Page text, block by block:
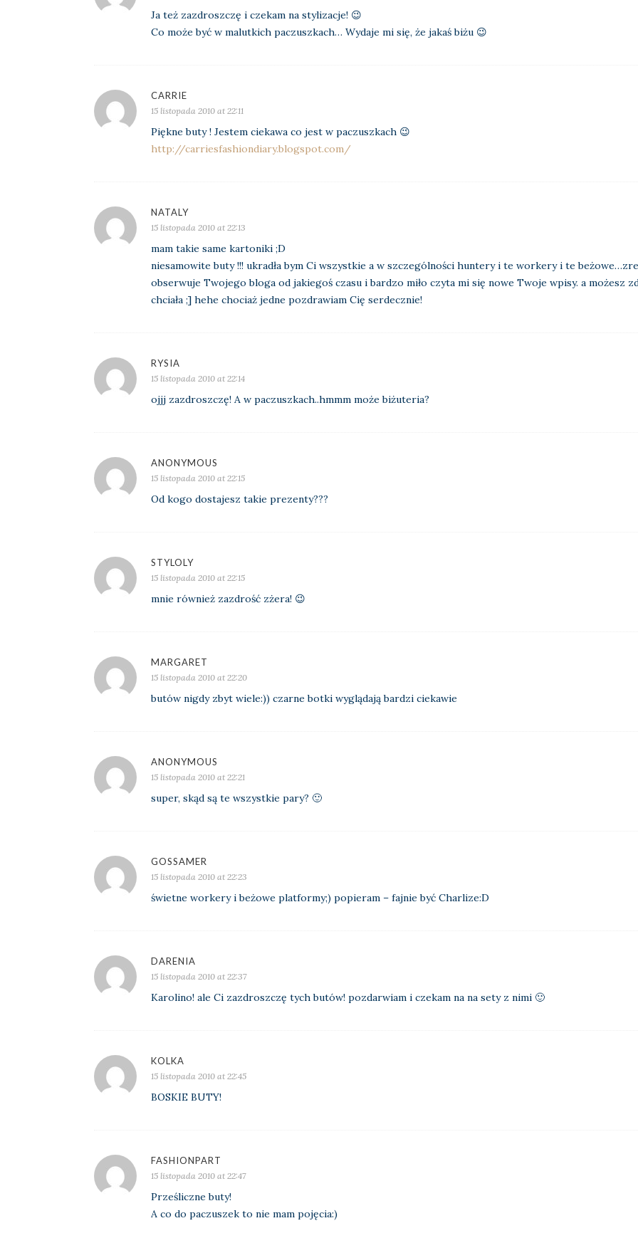
Ja też zazdroszczę i czekam na stylizacje! 😉
Co może być w malutkich paczuszkach… Wydaje mi się, że jakaś biżu 😉
CARRIE
15 listopada 2010 at 22:11
Piękne buty ! Jestem ciekawa co jest w paczuszkach 😉
http://carriesfashiondiary.blogspot.com/
NATALY
15 listopada 2010 at 22:13
mam takie same kartoniki ;D
niesamowite buty !!! ukradła bym Ci wszystkie a w szczególności huntery i te workery i te
obserwuje Twojego bloga od jakiegoś czasu i bardzo miło czyta mi się nowe Twoje wpisy. a możesz
chciała ;] hehe chociaż jedne pozdrawiam Cię serdecznie!
RYSIA
15 listopada 2010 at 22:14
ojjj zazdroszczę! A w paczuszkach..hmmm może biżuteria?
ANONYMOUS
15 listopada 2010 at 22:15
Od kogo dostajesz takie prezenty???
STYLOLY
15 listopada 2010 at 22:15
mnie również zazdrość zżera! 😉
MARGARET
15 listopada 2010 at 22:20
butów nigdy zbyt wiele:)) czarne botki wyglądają bardzi ciekawie
ANONYMOUS
15 listopada 2010 at 22:21
super, skąd są te wszystkie pary? 🙂
GOSSAMER
15 listopada 2010 at 22:23
świetne workery i beżowe platformy;) popieram – fajnie być Charlize:D
DARENIA
15 listopada 2010 at 22:37
Karolino! ale Ci zazdroszczę tych butów! pozdarwiam i czekam na na sety z nimi 🙂
KOLKA
15 listopada 2010 at 22:45
BOSKIE BUTY!
FASHIONPART
15 listopada 2010 at 22:47
Prześliczne buty!
A co do paczuszek to nie mam pojęcia:)